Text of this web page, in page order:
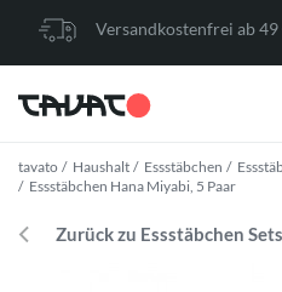
Versandkostenfrei ab
tavato Haushalt Essstäbchen
Essstäbchen Hana Miyabi, 5 Paar
Zurück zu Essstäbchen Sets